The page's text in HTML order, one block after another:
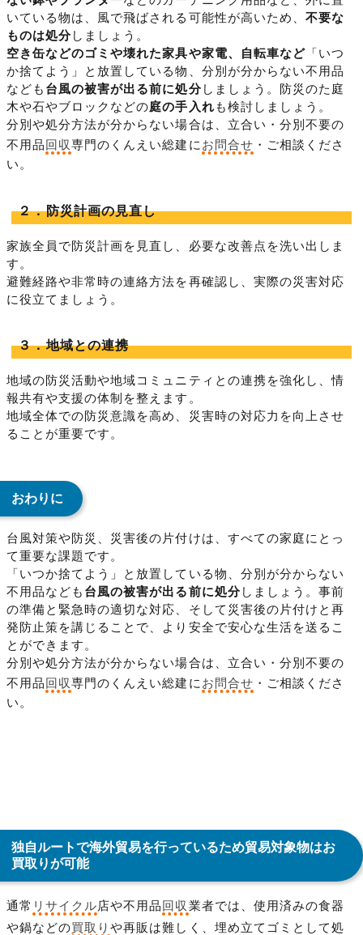
いている物は、風で飛ばされる可能性が高いため、不要な
ものは処分しましょう。
空き缶などのゴミや壊れた家具や家電、自転車など 「いつ
か捨てよう」と放置している物、分別が分からない不用品
なども 台風の被害が出る前に処分しましょう。防災のた庭
木や石やブロックなどの庭の手入れも検討しましょう。
分別や処分方法が分からない場合は、立合い・分別不要の
不用品回収専門のくんえい総建にお問合せ ・ご相談くださ
い。
２．防災計画の見直し
家族全員で防災計画を見直し、必要な改善点を洗い出しま
す。
避難経路や非常時の連絡方法を再確認し、実際の災害対応
に役立てましょう。
３．地域との連携
地域の防災活動や地域コミュニティとの連携を強化し、情
報共有や支援の体制を整えます。
地域全体での防災意識を高め、災害時の対応力を向上させ
ることが重要です。
おわりに
台風対策や防災、災害後の片付けは、すべての家庭にとっ
て重要な課題です。
「いつか捨てよう」と放置している物、分別が分からない
不用品なども 台風の被害が出る前に処分しましょう。事前
の準備と緊急時の適切な対応、そして災害後の片付けと再
発防止策を講じることで、より安全で安心な生活を送るこ
とができます。
分別や処分方法が分からない場合は、立合い・分別不要の
不用品回収専門のくんえい総建に お問合せ ・ご相談くださ
い。
独自ルートで海外貿易を行っているため貿易対象物はお
買取りが可能
通常 リサイクル店や不用品回収 業者では、使用済みの食器
や鍋などの買取りや再販は難しく、埋め立てゴミとして処